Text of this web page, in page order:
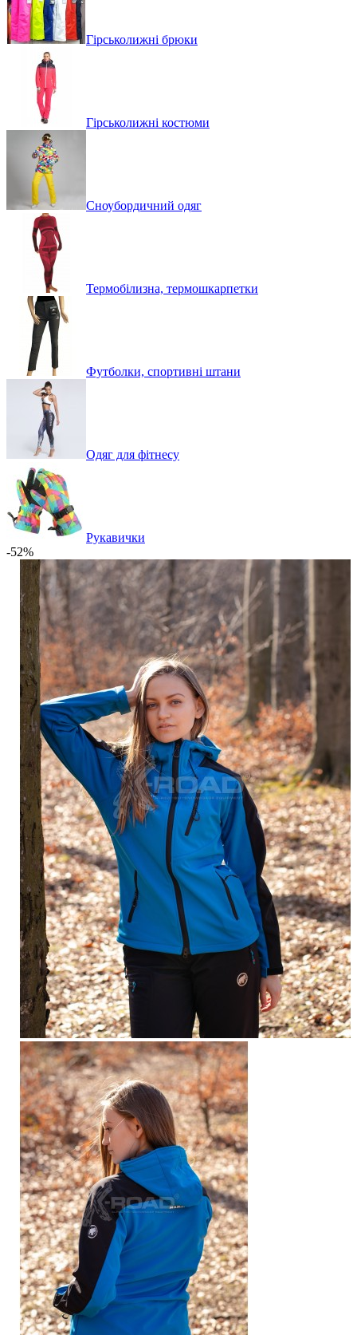
Гірськолижні брюки
Гірськолижні костюми
Сноубордичний одяг
Термобілизна, термошкарпетки
Футболки, спортивні штани
Одяг для фітнесу
Рукавички
-52%